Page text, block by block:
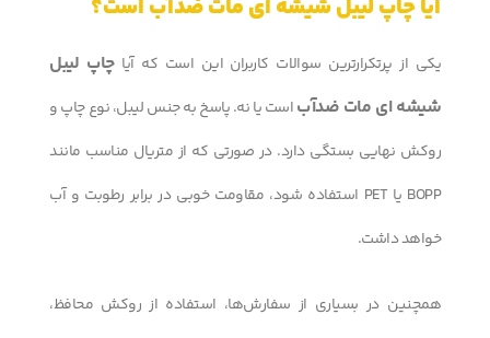
آیا چاپ لیبل شیشه ای مات ضدآب است؟
یکی از پرتکرارترین سوالات کاربران این است که آیاچاپ لیبل
شیشه ای مات ضدآباست یا نه. پاسخ به جنس لیبل، نوع چاپ و
روکش نهایی بستگی دارد. در صورتی که از متریال مناسب مانند
BOPP یا PET استفاده شود، مقاومت خوبی در برابر رطوبت و آب
خواهد داشت.
همچنین در بسیاری از سفارش‌ها، استفاده از روکش محافظ،